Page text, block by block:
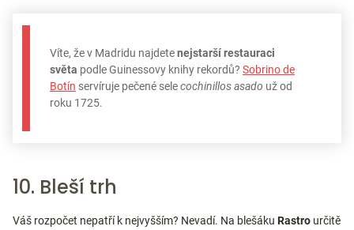
Víte, že v Madridu najdetenejstarší restauraci
světa podle Guinessovy knihy rekordů? Sobrino de
Botín servíruje pečené selecochinillos asado už od
roku 1725.
10. Bleší trh
Váš rozpočet nepatří k nejvyšším? Nevadí. Na blešáku Rastro určitě